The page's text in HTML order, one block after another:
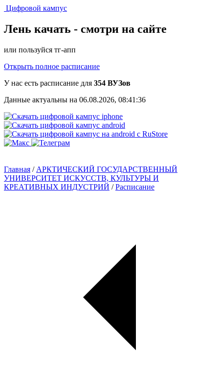
Цифровой кампус
Лень качать - смотри на сайте
или пользуйся тг-апп
Открыть полное расписание
У нас есть расписание для 354 ВУЗов
Данные актуальны на 06.08.2026, 08:41:36
Главная / АРКТИЧЕСКИЙ ГОСУДАРСТВЕННЫЙ
УНИВЕРСИТЕТ ИСКУССТВ, КУЛЬТУРЫ И
КРЕАТИВНЫХ ИНДУСТРИЙ /Расписание